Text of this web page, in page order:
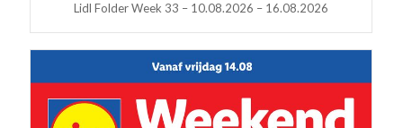
Lidl Folder Week 33 – 10.08.2026 – 16.08.2026